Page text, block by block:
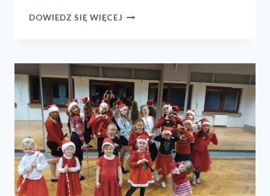
DOWIEDZ SIĘ WIĘCEJ SPOTKANIE
W
KLUBIE
SENIORA
„BAKARA”